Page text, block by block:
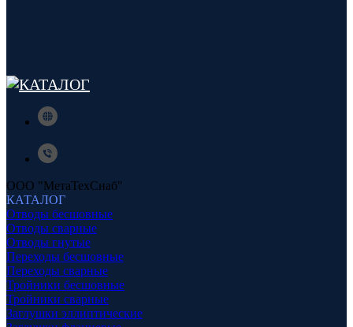
ООО "МетаТехСнаб"
КАТАЛОГ
Отводы бесшовные
Отводы сварные
Отводы гнутые
Переходы бесшовные
Переходы сварные
Тройники бесшовные
Тройники сварные
Заглушки эллиптические